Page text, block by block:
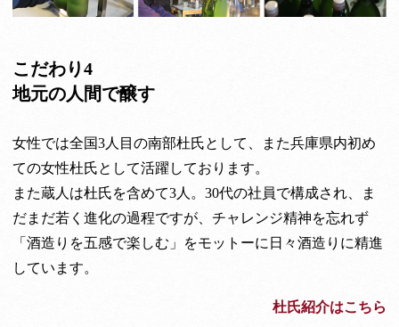
こだわり4
地元の人間で醸す
女性では全国3人目の南部杜氏として、また兵庫県内初め
ての女性杜氏として活躍しております。
また蔵人は杜氏を含めて3人。30代の社員で構成され、ま
だまだ若く進化の過程ですが、チャレンジ精神を忘れず
「酒造りを五感で楽しむ」をモットーに日々酒造りに精進
しています。
杜氏紹介はこちら